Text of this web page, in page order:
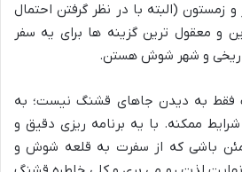
زمستون (البته با در نظر گرفتن احتمال
و معقول ترین گزینه ها برای یه سفر
و شهر شوش هستن.
فقط به دیدن جاهای قشنگ نیست؛ به
ممکنه. با یه برنامه ریزی دقیق و
باشی که از سفرت به قلعه شوش و